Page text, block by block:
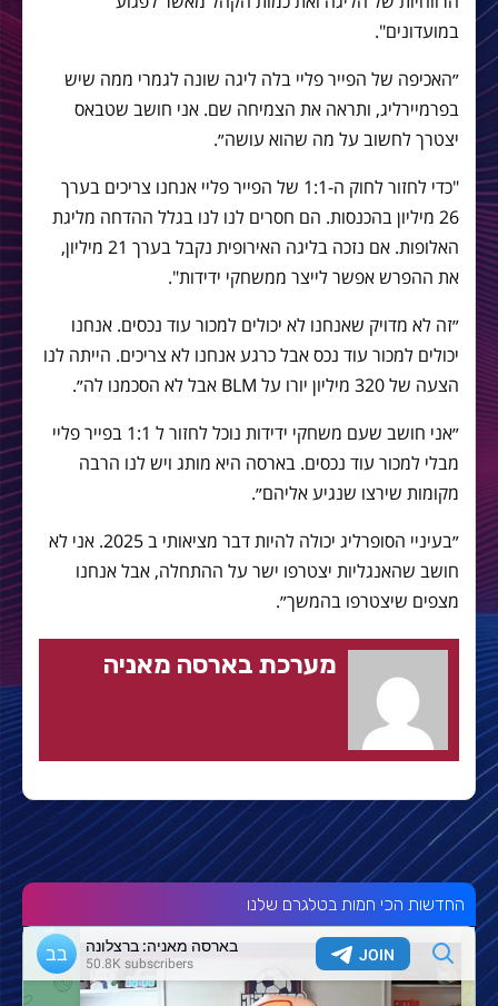
במועדונים".
״האכיפה של הפייר פליי בלה ליגה שונה לגמרי ממה שיש
בפרמיירליג, ותראה את הצמיחה שם. אני חושב שטבאס
יצטרך לחשוב על מה שהוא עושה״.
"כדי לחזור לחוק ה-1:1 של הפייר פליי אנחנו צריכים בערך
26 מיליון בהכנסות. הם חסרים לנו לנו בגלל ההדחה מליגת
האלופות. אם נזכה בליגה האירופית נקבל בערך 21 מיליון,
את ההפרש אפשר לייצר ממשחקי ידידות".
״זה לא מדויק שאנחנו לא יכולים למכור עוד נכסים. אנחנו
יכולים למכור עוד נכס אבל כרגע אנחנו לא צריכים. הייתה לנו
הצעה של 320 מיליון יורו על BLM אבל לא הסכמנו לה״.
״אני חושב שעם משחקי ידידות נוכל לחזור ל 1:1 בפייר פליי
מבלי למכור עוד נכסים. בארסה היא מותג ויש לנו הרבה
מקומות שירצו שנגיע אליהם״.
״בעיניי הסופרליג יכולה להיות דבר מציאותי ב 2025. אני לא
חושב שהאנגליות יצטרפו ישר על ההתחלה, אבל אנחנו
מצפים שיצטרפו בהמשך״.
מערכת בארסה מאניה
החדשות הכי חמות בטלגרם שלנו